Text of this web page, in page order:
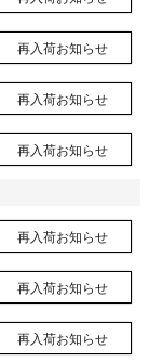
再入荷お知らせ
再入荷お知らせ
再入荷お知らせ
再入荷お知らせ
再入荷お知らせ
再入荷お知らせ